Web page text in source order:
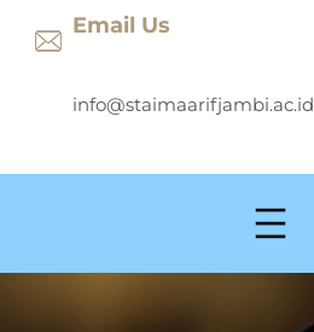
Email Us
info@staimaarifjambi.ac.id